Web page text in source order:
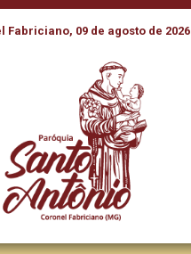
Fabriciano, 09 de agosto de 2026